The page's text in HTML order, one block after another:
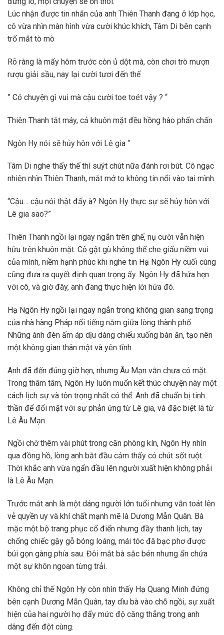
Lúc nhận được tin nhắn của anh Thiên Thanh đang ở lớp học,
cô vừa nhìn màn hình vừa cười khúc khích, Tâm Di bên cạnh
trố mắt tò mò
Rõ ràng là mấy hôm trước còn ủ dột mà, còn chơi trò mượn
rượu giải sầu, nay lại cười tươi đến thế
” Có chuyện gì vui mà cậu cười toe toét vậy ? “
Thiên Thanh tắt máy, cả khuôn mặt đều hồng hào phấn chấn
Ngôn Hy nói sẽ hủy hôn với Lê gia “
Tâm Di nghe thấy thế thì suýt chút nữa đánh rơi bút. Cô ngạc
nhiên nhìn Thiên Thanh, mắt mở to không tin nổi vào tai mình.
“Cậu… cậu nói thật đấy à? Ngôn Hy thực sự sẽ hủy hôn với
Lê gia sao?”
Thiên Thanh ngồi lại ngay ngắn trên ghế, nụ cười vẫn hiện
hữu trên khuôn mặt. Cô gật gù không thể che giấu niềm vui
của mình, niềm hạnh phúc khi nghe tin Hạ Ngôn Hy cuối cùng
cũng đưa ra quyết định quan trọng ấy. Ngôn Hy đã hứa hẹn
với cô, và giờ đây, anh đang thực hiện lời hứa đó.
Hạ Ngôn Hy ngồi lại ngay ngắn trong không gian sang trọng
của nhà hàng Pháp nổi tiếng nằm giữa lòng thành phố.
Những ánh đèn ấm áp dịu dàng chiếu xuống bàn ăn, tạo nên
một không gian thân mật và yên tĩnh.
Anh đã đến đúng giờ hẹn, nhưng Âu Mạn vẫn chưa có mặt.
Trong thâm tâm, Ngôn Hy luôn muốn kết thúc chuyện này một
cách lịch sự và tôn trọng nhất có thể. Anh đã chuẩn bị tinh
thần để đối mặt với sự phản ứng từ Lê gia, và đặc biệt là từ
Lê Âu Mạn.
Ngồi chờ thêm vài phút trong căn phòng kín, Ngôn Hy nhìn
qua đồng hồ, lòng anh bắt đầu cảm thấy có chút sốt ruột.
Thời khắc anh vừa ngẩn đầu lên người xuất hiện không phải
là Lê Âu Mạn.
Trước mắt anh là một dáng người lớn tuổi nhưng vẫn toát lên
vẻ quyền uy và khí chất mạnh mẽ là Dương Mẫn Quân. Bà
mặc một bộ trang phục cổ điển nhưng đầy thanh lịch, tay
chống chiếc gậy gỗ bóng loáng, mái tóc đã bạc phơ được
búi gọn gàng phía sau. Đôi mắt bà sắc bén nhưng ẩn chứa
một sự khôn ngoan từng trải.
Không chỉ thế Ngôn Hy còn nhìn thấy Hạ Quang Minh đứng
bên cạnh Dương Mẫn Quân, tay dìu bà vào chỗ ngồi, sự xuất
hiện của hai người họ đẩy mức độ căng thẳng trong anh
dâng đến đột cùng.